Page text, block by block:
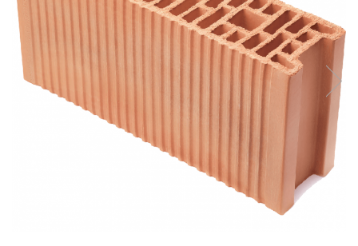
Sârmă laminată (tip NATO)
Sârmă neagră
Sârmă zincată
Elemente de placare
Accesorii gips carton
Plăci gips carton